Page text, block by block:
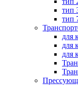
тип
тип
для
для
для